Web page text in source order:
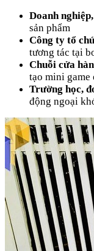
Doanh
sản phẩm
Công ty tổ
tương tác tại
Chuỗi cửa
tạo mini game
Trường học,
động ngoại